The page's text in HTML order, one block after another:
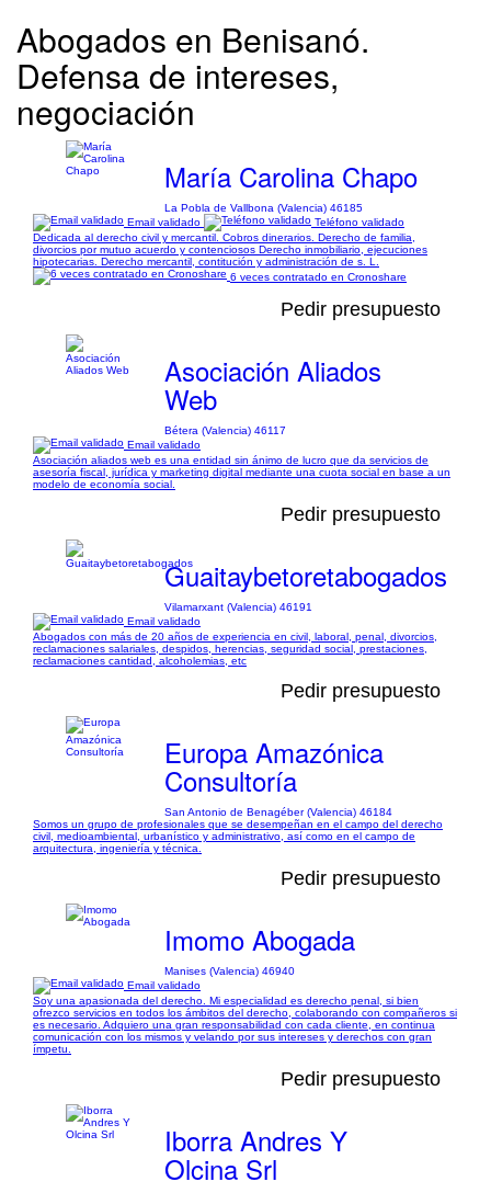
Abogados en Benisanó.
Defensa de intereses,
negociación
María Carolina Chapo
La Pobla de Vallbona (Valencia) 46185
Email validado
Teléfono validado
Dedicada al derecho civil y mercantil. Cobros dinerarios. Derecho de familia,
divorcios por mutuo acuerdo y contenciosos Derecho inmobiliario, ejecuciones
hipotecarias. Derecho mercantil, contitución y administración de s. L.
6 veces contratado en Cronoshare
Pedir presupuesto
Asociación Aliados
Web
Bétera (Valencia) 46117
Email validado
Asociación aliados web es una entidad sin ánimo de lucro que da servicios de
asesoría fiscal, jurídica y marketing digital mediante una cuota social en base a un
modelo de economía social.
Pedir presupuesto
Guaitaybetoretabogados
Vilamarxant (Valencia) 46191
Email validado
Abogados con más de 20 años de experiencia en civil, laboral, penal, divorcios,
reclamaciones salariales, despidos, herencias, seguridad social, prestaciones,
reclamaciones cantidad, alcoholemias, etc
Pedir presupuesto
Europa Amazónica
Consultoría
San Antonio de Benagéber (Valencia) 46184
Somos un grupo de profesionales que se desempeñan en el campo del derecho
civil, medioambiental, urbanístico y administrativo, así como en el campo de
arquitectura, ingeniería y técnica.
Pedir presupuesto
Imomo Abogada
Manises (Valencia) 46940
Email validado
Soy una apasionada del derecho. Mi especialidad es derecho penal, si bien
ofrezco servicios en todos los ámbitos del derecho, colaborando con compañeros si
es necesario. Adquiero una gran responsabilidad con cada cliente, en continua
comunicación con los mismos y velando por sus intereses y derechos con gran
ímpetu.
Pedir presupuesto
Iborra Andres Y
Olcina Srl